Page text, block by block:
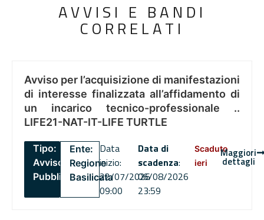
AVVISI E BANDI
CORRELATI
Avviso per l’acquisizione di manifestazioni
di interesse finalizzata all’affidamento di
un incarico tecnico-professionale ..
LIFE21-NAT-IT-LIFE TURTLE
Tipo:
Avviso
Pubblico
Ente:
Regione
Basilicata
Data
inizio:
22/07/2026
09:00
Data di
scadenza:
06/08/2026
23:59
Scaduto
ieri
Maggiori
dettagli